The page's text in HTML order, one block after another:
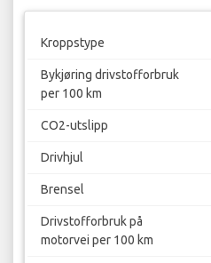
Kroppstype
Bykjøring drivstofforbruk
per 100 km
CO2-utslipp
Drivhjul
Brensel
Drivstofforbruk på
motorvei per 100 km